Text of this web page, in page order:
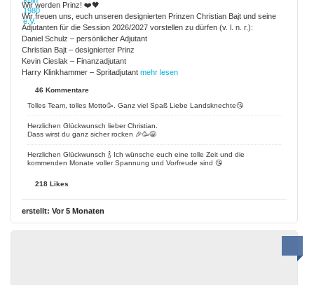
Wir werden Prinz! ❤️🖤
Wir freuen uns, euch unseren designierten Prinzen Christian Bajt und seine
Adjutanten für die Session 2026/2027 vorstellen zu dürfen (v. l. n. r.):
Daniel Schulz – persönlicher Adjutant
Christian Bajt – designierter Prinz
Kevin Cieslak – Finanzadjutant
Harry Klinkhammer – Spritadjutant mehr lesen
46 Kommentare
Tolles Team, tolles Motto🥳. Ganz viel Spaß Liebe Landsknechte😘
Herzlichen Glückwunsch lieber Christian.
Dass wirst du ganz sicher rocken 🎉🥳😁
Herzlichen Glückwunsch 🍾 Ich wünsche euch eine tolle Zeit und die
kommenden Monate voller Spannung und Vorfreude sind 😘
218 Likes
erstellt: Vor 5 Monaten